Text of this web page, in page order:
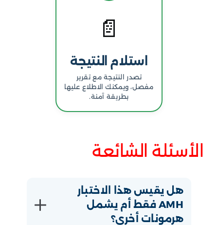
📄
استلام النتيجة
تصدر النتيجة مع تقرير
مفصل، ويمكنك الاطلاع عليها
بطريقة آمنة.
الأسئلة الشائعة
هل يقيس هذا الاختبار
AMH فقط أم يشمل
هرمونات أخرى؟